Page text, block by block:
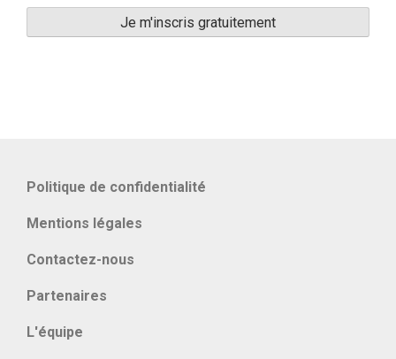
Politique de confidentialité
Mentions légales
Contactez-nous
Partenaires
L'équipe